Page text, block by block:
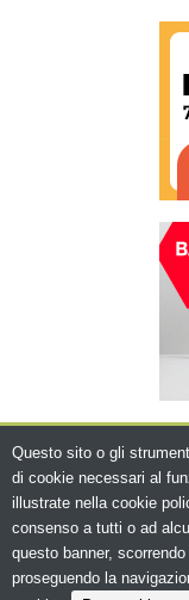
© Copyright
Iscrizione
Questo sito o gli
di cookie necessari al
illustrate nella cookie
consenso a tutti o ad
questo banner,
proseguendo la